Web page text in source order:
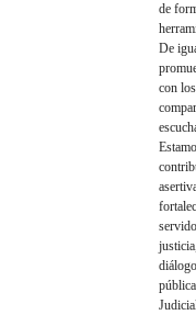
de
De
con